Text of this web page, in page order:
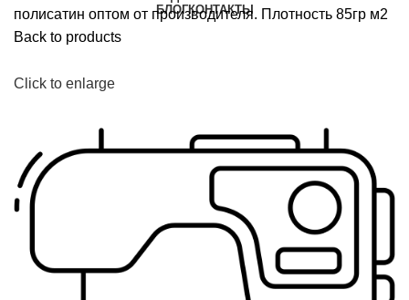
БЛОГКОНТАКТЫ
полисатин оптом от производителя. Плотность 85гр м2
Back to products
Click to enlarge